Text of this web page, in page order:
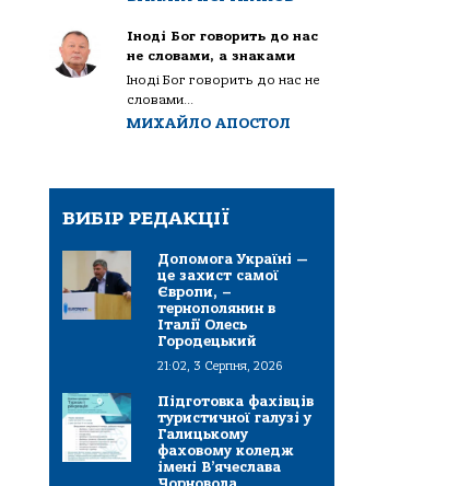
Іноді Бог говорить до нас
не словами, а знаками
Іноді Бог говорить до нас не
словами...
МИХАЙЛО АПОСТОЛ
ВИБІР РЕДАКЦІЇ
Допомога Україні —
це захист самої
Європи, –
тернополянин в
Італії Олесь
Городецький
21:02, 3 Серпня, 2026
Підготовка фахівців
туристичної галузі у
Галицькому
фаховому коледж
імені В’ячеслава